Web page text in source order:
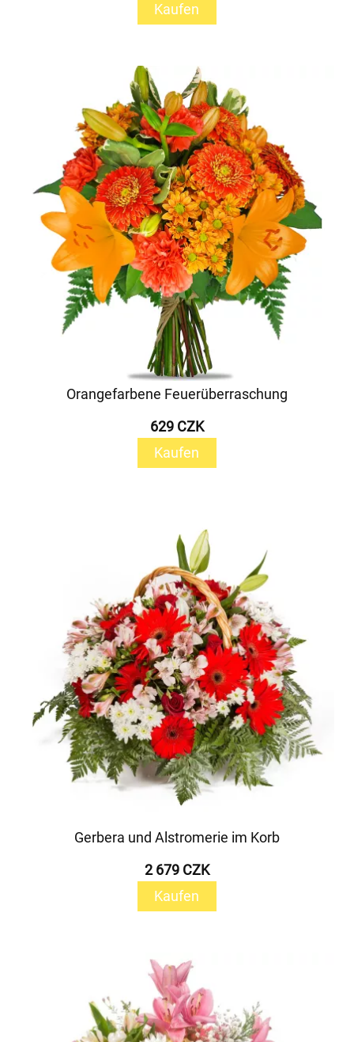
Kaufen
Orangefarbene Feuerüberraschung
629 CZK
Kaufen
Gerbera und Alstromerie im Korb
2 679 CZK
Kaufen